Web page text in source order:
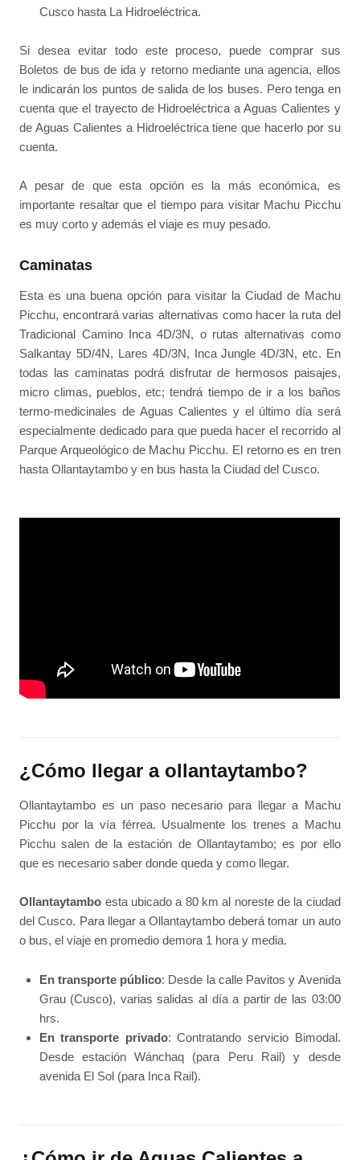
Cusco hasta La Hidroeléctrica.
Si desea evitar todo este proceso, puede comprar sus
Boletos de bus de ida y retorno mediante una agencia, ellos
le indicarán los puntos de salida de los buses. Pero tenga en
cuenta que el trayecto de Hidroeléctrica a Aguas Calientes y
de Aguas Calientes a Hidroeléctrica tiene que hacerlo por su
cuenta.
A pesar de que esta opción es la más económica, es
importante resaltar que el tiempo para visitar Machu Picchu
es muy corto y además el viaje es muy pesado.
Caminatas
Esta es una buena opción para visitar la Ciudad de Machu
Picchu, encontrará varias alternativas como hacer la ruta del
Tradicional Camino Inca 4D/3N, o rutas alternativas como
Salkantay 5D/4N, Lares 4D/3N, Inca Jungle 4D/3N, etc. En
todas las caminatas podrá disfrutar de hermosos paisajes,
micro climas, pueblos, etc; tendrá tiempo de ir a los baños
termo-medicinales de Aguas Calientes y el último día será
especialmente dedicado para que pueda hacer el recorrido al
Parque Arqueológico de Machu Picchu. El retorno es en tren
hasta Ollantaytambo y en bus hasta la Ciudad del Cusco.
¿Cómo llegar a ollantaytambo?
Ollantaytambo es un paso necesario para llegar a Machu
Picchu por la vía férrea. Usualmente los trenes a Machu
Picchu salen de la estación de Ollantaytambo; es por ello
que es necesario saber donde queda y como llegar.
Ollantaytambo esta ubicado a 80 km al noreste de la ciudad
del Cusco. Para llegar a Ollantaytambo deberá tomar un auto
o bus, el viaje en promedio demora 1 hora y media.
En transporte público: Desde la calle Pavitos y Avenida
Grau (Cusco), varias salidas al día a partir de las 03:00
hrs.
En transporte privado: Contratando servicio Bimodal.
Desde estación Wánchaq (para Peru Rail) y desde
avenida El Sol (para Inca Rail).